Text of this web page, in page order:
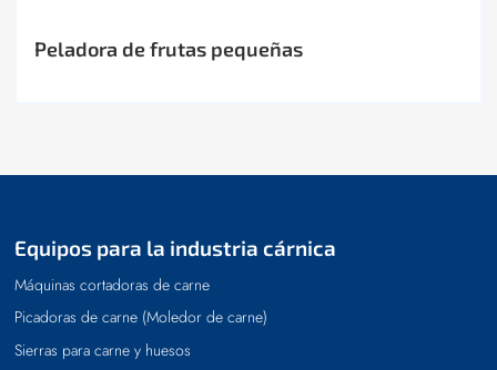
Peladora de frutas pequeñas
Equipos para la industria cárnica
Máquinas cortadoras de carne
Picadoras de carne (Moledor de carne)
Sierras para carne y huesos